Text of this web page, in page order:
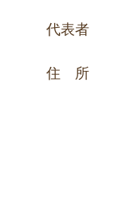
代表者
住 所